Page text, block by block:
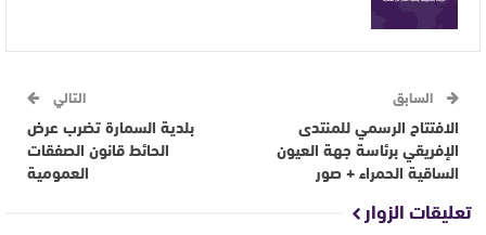
السابق
الافتتاح الرسمي للمنتدى
الإفريقي برئاسة جهة العيون
الساقية الحمراء + صور
التالي
بلدية السمارة تضرب عرض
الحائط قانون الصفقات
العمومية
تعليقات الزوار